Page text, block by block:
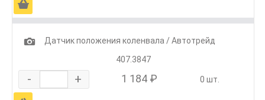
Ä
1
Датчик положения коленвала / Автотрейд
407.3847
- + 1 184 ₽ 0 шт.